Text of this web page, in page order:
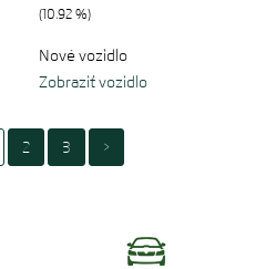
(10.92 %)
Nové vozidlo
Zobraziť vozidlo
2 3 >